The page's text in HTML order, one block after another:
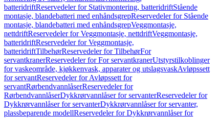
batteridriftReservedeler for Stativmontering, batteridriftStående
montasje, blandebatteri med enhåndsgrepReservedeler for Stående
montasje, blandebatteri med enhåndsgrepVeggmontasje,
nettdriftReservedeler for Veggmontasje, nettdriftVeggmontasje,
batteridriftReservedeler for Veggmontasje,
batteridriftTilbehørReservedeler for TilbehørFor
servantkranerReservedeler for For servantkranerUtstyrstilkoblinger
for vaskeområde, kjøkkenvask, apparater og utslagsvaskAvløpssett
for servantReservedeler for Avløpssett for
servantRørbendvannlåserReservedeler for
RørbendvannlåserDykkrørvannlåser for servanterReservedeler for
Dykkrørvannlåser for servanterDykkrørvannlåser for servanter,
plassbeparende modellReservedeler for Dykkrørvannlåser for